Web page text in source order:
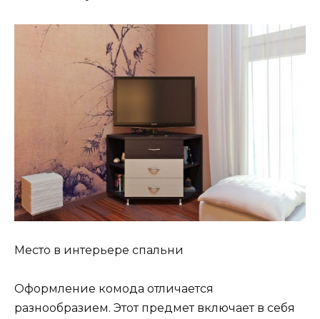
Место в интерьере спальни
Оформление комода отличается
разнообразием. Этот предмет включает в себя